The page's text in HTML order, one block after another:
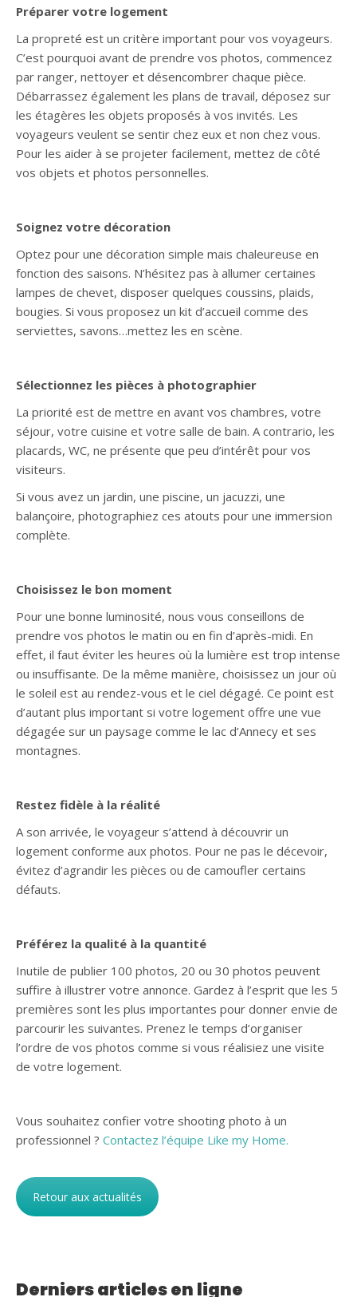
Préparer votre logement
La propreté est un critère important pour vos voyageurs.
C’est pourquoi avant de prendre vos photos, commencez
par ranger, nettoyer et désencombrer chaque pièce.
Débarrassez également les plans de travail, déposez sur
les étagères les objets proposés à vos invités. Les
voyageurs veulent se sentir chez eux et non chez vous.
Pour les aider à se projeter facilement, mettez de côté
vos objets et photos personnelles.
Soignez votre décoration
Optez pour une décoration simple mais chaleureuse en
fonction des saisons. N’hésitez pas à allumer certaines
lampes de chevet, disposer quelques coussins, plaids,
bougies. Si vous proposez un kit d’accueil comme des
serviettes, savons…mettez les en scène.
Sélectionnez les pièces à photographier
La priorité est de mettre en avant vos chambres, votre
séjour, votre cuisine et votre salle de bain. A contrario, les
placards, WC, ne présente que peu d’intérêt pour vos
visiteurs.
Si vous avez un jardin, une piscine, un jacuzzi, une
balançoire, photographiez ces atouts pour une immersion
complète.
Choisissez le bon moment
Pour une bonne luminosité, nous vous conseillons de
prendre vos photos le matin ou en fin d’après-midi. En
effet, il faut éviter les heures où la lumière est trop intense
ou insuffisante. De la même manière, choisissez un jour où
le soleil est au rendez-vous et le ciel dégagé. Ce point est
d’autant plus important si votre logement offre une vue
dégagée sur un paysage comme le lac d’Annecy et ses
montagnes.
Restez fidèle à la réalité
A son arrivée, le voyageur s’attend à découvrir un
logement conforme aux photos. Pour ne pas le décevoir,
évitez d’agrandir les pièces ou de camoufler certains
défauts.
Préférez la qualité à la quantité
Inutile de publier 100 photos, 20 ou 30 photos peuvent
suffire à illustrer votre annonce. Gardez à l’esprit que les 5
premières sont les plus importantes pour donner envie de
parcourir les suivantes. Prenez le temps d’organiser
l’ordre de vos photos comme si vous réalisiez une visite
de votre logement.
Vous souhaitez confier votre shooting photo à un
professionnel ? Contactez l’équipe Like my Home.
Retour aux actualités
Derniers articles en ligne